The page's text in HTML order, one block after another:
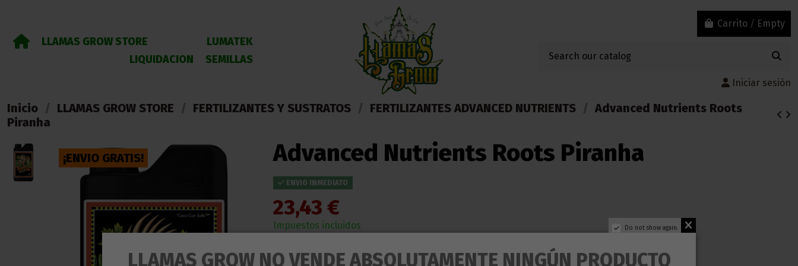
LLAMAS GROW STORE
LUMATEK
SEMILLAS
LIQUIDACION
Carrito / Empty
Iniciar sesión
Inicio LLAMAS GROW STORE FERTILIZANTES Y SUSTRATOS FERTILIZANTES ADVANCED NUTRIENTS
Advanced Nutrients Roots
Piranha
¡ENVIO GRATIS! Advanced Nutrients Roots Piranha
ENVIO INMEDIATO
23,43 €
Impuestos incluidos
Do not show again.
LLAMAS GROW NO VENDE ABSOLUTAMENTE NINGÚN PRODUCTO